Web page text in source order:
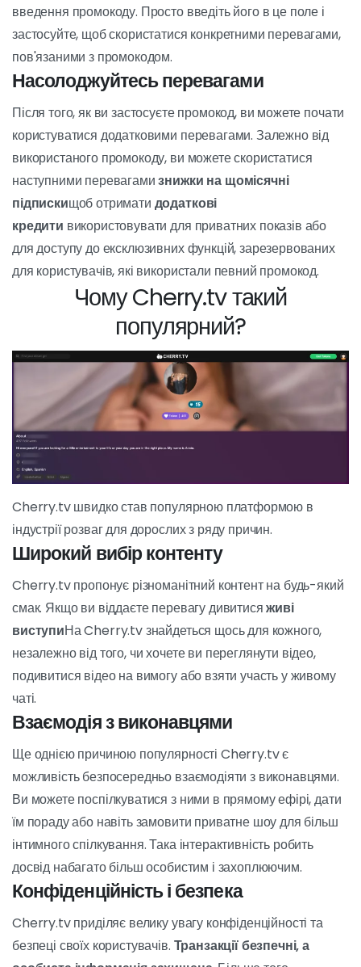
Отримайте промокод
Щоб використати промокод Cherry.tv, спочатку потрібно
його отримати. Відвідайтепромо-кодиможна знайти на
різних сайтах, форумах і навіть у соціальних мережах.
Ви також можете отримувати промокоди безпосередньо
від Cherry.tv, якщо ви є постійним користувачем або
підписані на їхню розсилку. Промокоди зазвичай
пропонують такі переваги, як знижки на підписку,
додаткові кредити або ексклюзивні функції.
Застосувати промокод
Отримавши промокод Cherry.tv, ви можете застосувати
його під час реєстрації або поновлення підписки. На
сторінці реєстрації або оплати ви знайдете поле для
введення промокоду. Просто введіть його в це поле і
застосуйте, щоб скористатися конкретними перевагами,
пов'язаними з промокодом.
Насолоджуйтесь перевагами
Після того, як ви застосуєте промокод, ви можете почати
користуватися додатковими перевагами. Залежно від
використаного промокоду, ви можете скористатися
наступними перевагами
підписки
щоб отримати
кредитивикористовувати для приватних показів або
для доступу до ексклюзивних функцій, зарезервованих
для користувачів, які використали певний промокод.
Чому Cherry.tv такий
популярний?
Cherry.tv швидко став популярною платформою в
індустрії розваг для дорослих з ряду причин.
Широкий вибір контенту
Cherry.tv пропонує різноманітний контент на будь-який
смак. Якщо ви віддаєте перевагу дивитисяживі